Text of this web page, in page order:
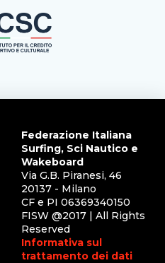
Federazione Italiana
Surfing, Sci Nautico e
Wakeboard
Via G.B. Piranesi, 46
20137 - Milano
CF e PI 06369340150
FISW @2017 | All Rights
Reserved
Informativa sul
trattamento dei dati